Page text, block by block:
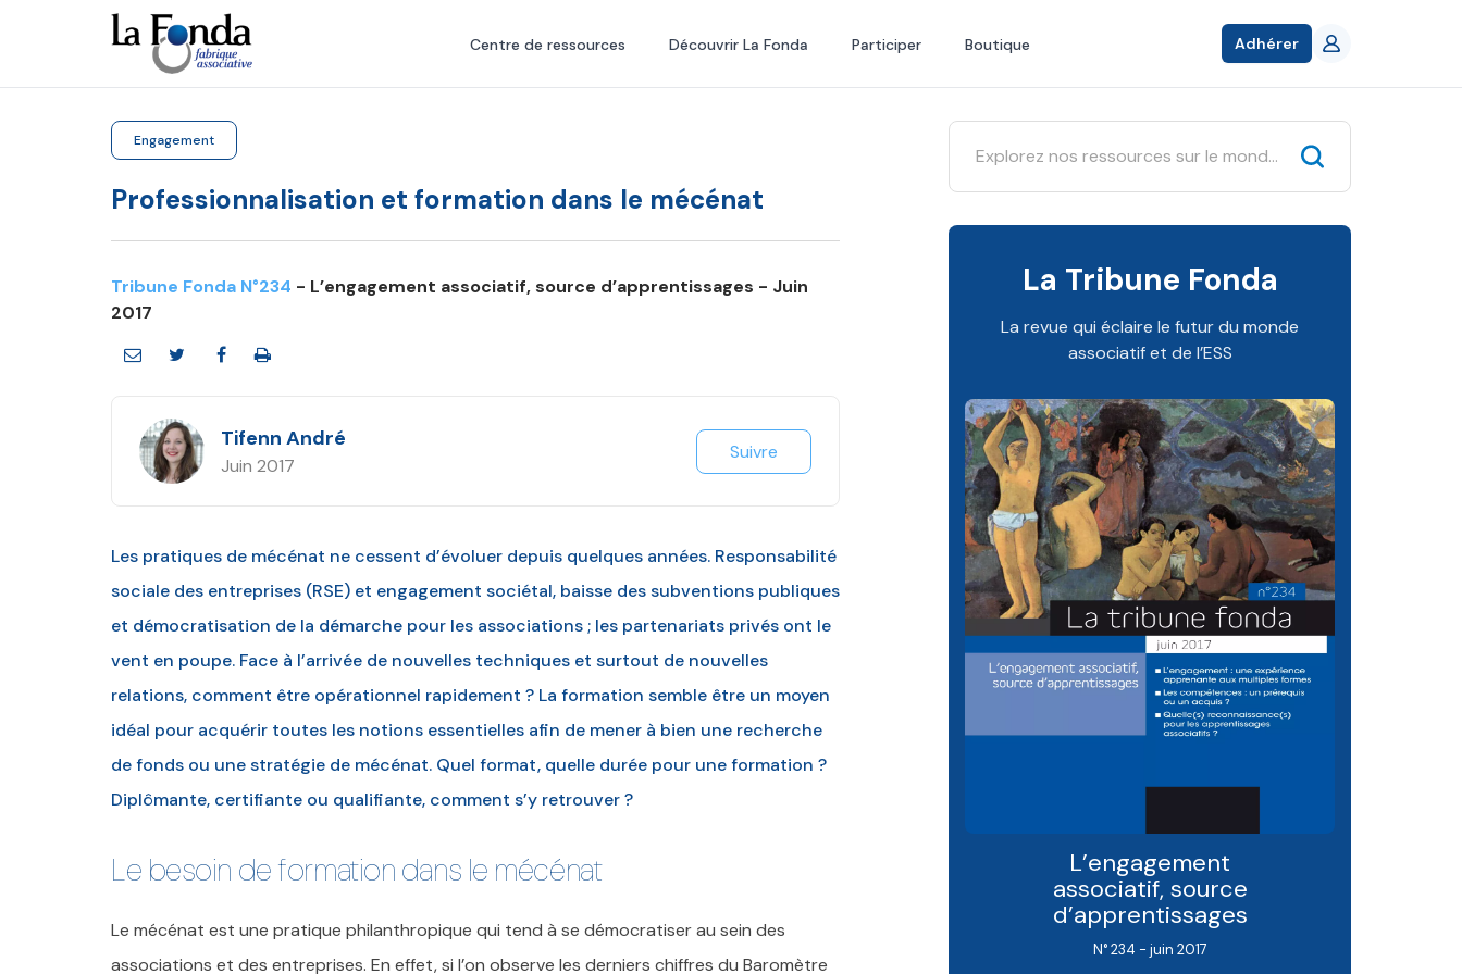
principal
Centre de ressources Découvrir La Fonda Participer Boutique Adhérer
Engagement
Professionnalisation et formation dans le mécénat
Tribune Fonda N°234 - L’engagement associatif, source d’apprentissages - Juin
2017
Tifenn André
Juin 2017
Suivre
Les pratiques de mécénat ne cessent d’évoluer depuis quelques années. Responsabilité
sociale des entreprises (RSE) et engagement sociétal, baisse des subventions publiques
et démocratisation de la démarche pour les associations ; les partenariats privés ont le
vent en poupe. Face à l’arrivée de nouvelles techniques et surtout de nouvelles
relations, comment être opérationnel rapidement ? La formation semble être un moyen
idéal pour acquérir toutes les notions essentielles afin de mener à bien une recherche
de fonds ou une stratégie de mécénat. Quel format, quelle durée pour une formation ?
Diplômante, certifiante ou qualifiante, comment s’y retrouver ?
Le besoin de formation dans le mécénat
Le mécénat est une pratique philanthropique qui tend à se démocratiser au sein des
associations et des entreprises. En effet, si l’on observe les derniers chiffres du Baromètre
La Tribune Fonda
La revue qui éclaire le futur du monde
associatif et de l’ESS
L’engagement
associatif, source
d’apprentissages
N° 234 - juin 2017